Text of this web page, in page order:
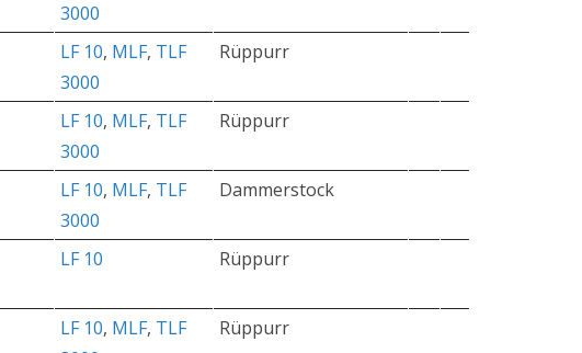
3000
LF 10, MLF, TLF
3000
Rüppurr
LF 10, MLF, TLF
3000
Rüppurr
LF 10, MLF, TLF
3000
Dammerstock
LF 10 Rüppurr
LF 10, MLF, TLF
Rüppurr